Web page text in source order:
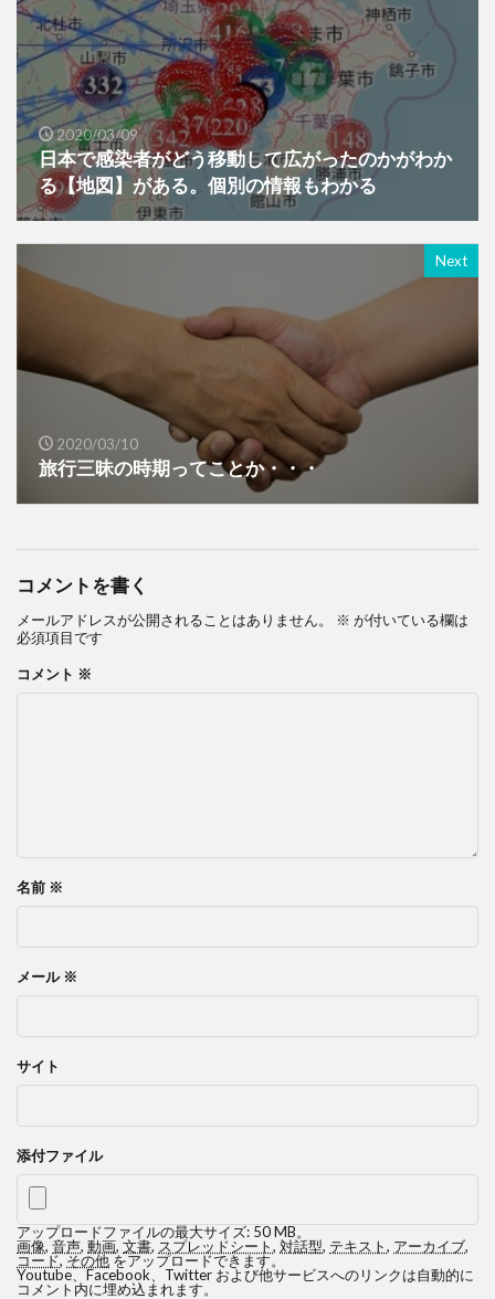
2020/03/09
日本で感染者がどう移動して広がったのかがわか
る【地図】がある。個別の情報もわかる
Next
2020/03/10
旅行三昧の時期ってことか・・・
コメントを書く
メールアドレスが公開されることはありません。 ※ が付いている欄は
必須項目です
コメント ※
名前 ※
メール ※
サイト
添付ファイル
アップロードファイルの最大サイズ: 50 MB。
画像, 音声, 動画, 文書, スプレッドシート, 対話型, テキスト, アーカイブ,
コード,その他をアップロードできます。
Youtube、Facebook、Twitter および他サービスへのリンクは自動的に
コメント内に埋め込まれます。